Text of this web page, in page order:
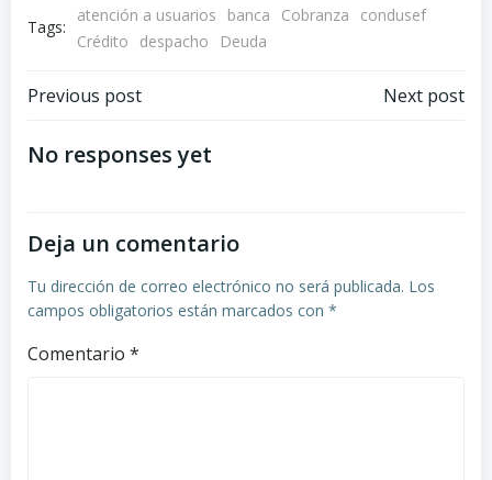
Tags:
atención a usuarios banca Cobranza
condusef
Crédito
despacho Deuda
Navegación
de
Previous post
Navegación
Next post
No responses yet
Deja un comentario
Tu dirección de correo electrónico no será publicada. Los
campos obligatorios están marcados con *
Comentario *